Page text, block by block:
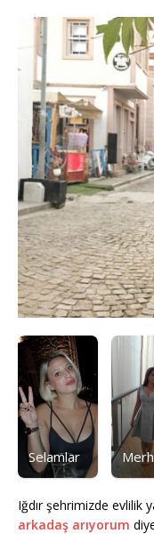
Selamlar
Iğdır şehrimizde evlilik
arkadaş arıyorum